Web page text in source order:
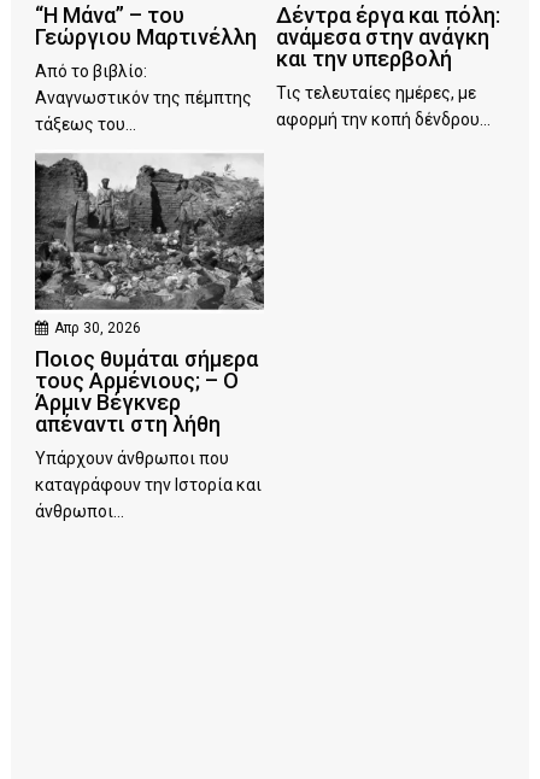
“Η Μάνα” – του
Γεώργιου Μαρτινέλλη
Από το βιβλίο:
Αναγνωστικόν της πέμπτης
τάξεως του...
Δέντρα έργα και πόλη:
ανάμεσα στην ανάγκη
και την υπερβολή
Τις τελευταίες ημέρες, με
αφορμή την κοπή δένδρου...
Απρ 30, 2026
Ποιος θυμάται σήμερα
τους Αρμένιους; – Ο
Άρμιν Βέγκνερ
απέναντι στη λήθη
Υπάρχουν άνθρωποι που
καταγράφουν την Ιστορία και
άνθρωποι...